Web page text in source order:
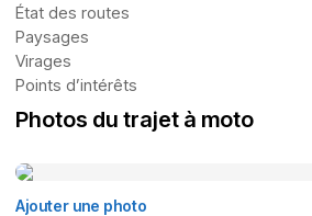
État des routes
Paysages
Virages
Points d’intérêts
Photos du trajet à moto
Ajouter une photo